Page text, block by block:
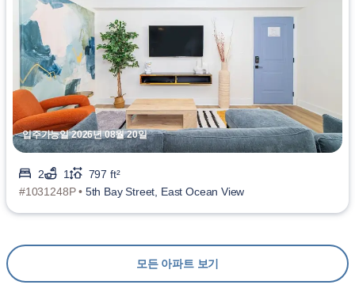
입주가능일 2026년 08월 20일
2 1
797 ft²
#1031248P • 5th Bay Street, East Ocean View
모든 아파트 보기